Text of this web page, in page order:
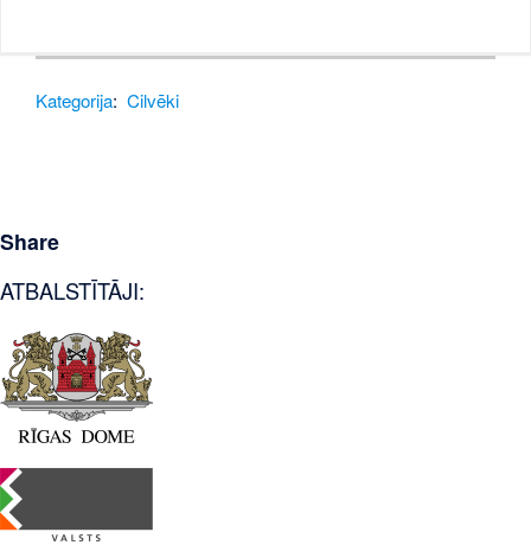
Kategorija: Cilvēki
Share
ATBALSTĪTĀJI: